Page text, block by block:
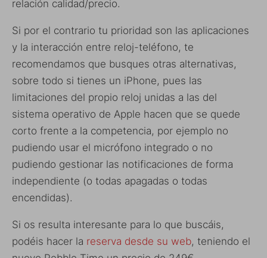
relación calidad/precio.
Si por el contrario tu prioridad son las aplicaciones
y la interacción entre reloj-teléfono, te
recomendamos que busques otras alternativas,
sobre todo si tienes un iPhone, pues las
limitaciones del propio reloj unidas a las del
sistema operativo de Apple hacen que se quede
corto frente a la competencia, por ejemplo no
pudiendo usar el micrófono integrado o no
pudiendo gestionar las notificaciones de forma
independiente (o todas apagadas o todas
encendidas).
Si os resulta interesante para lo que buscáis,
podéis hacer la reserva desde su web, teniendo el